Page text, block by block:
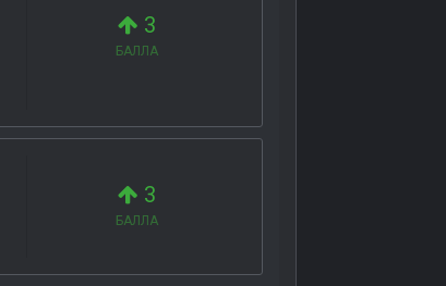
3
БАЛЛА
3
БАЛЛА